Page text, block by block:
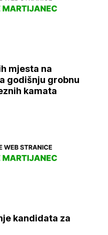
mjesta na
godišnju grobnu
kamata
kandidata za